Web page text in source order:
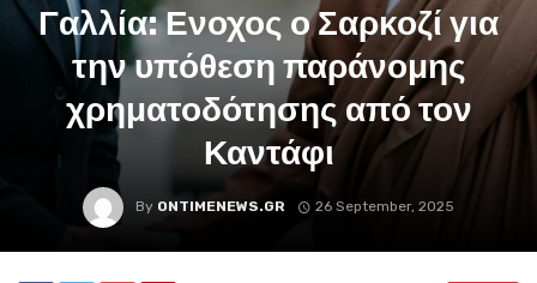
Γαλλία: Ενοχος ο Σαρκοζί για
την υπόθεση παράνομης
χρηματοδότησης από τον
Καντάφι
By ONTIMENEWS.GR 26 September, 2025